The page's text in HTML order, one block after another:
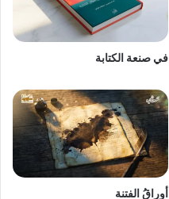
في صنعة الكتابة
أوراقُ الفتنة